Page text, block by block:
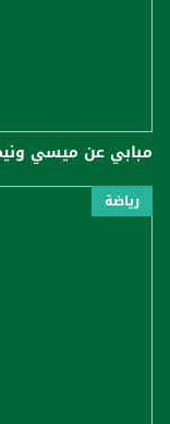
مبابي عن ميسي
رياضة